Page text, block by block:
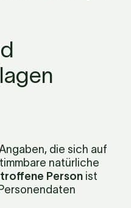
die sich auf
natürliche
Person ist